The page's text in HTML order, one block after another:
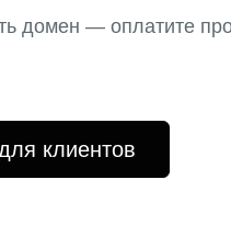
домен — оплатите
клиентов